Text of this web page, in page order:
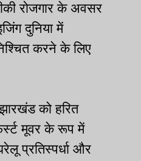
रोजगार के अवसर
दुनिया में
करने के लिए
को हरित
मूवर के रूप में
प्रतिस्पर्धा और